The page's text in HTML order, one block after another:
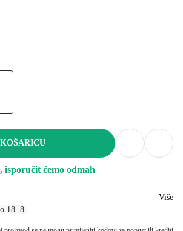
isporučit ćemo odmah
18. 8.
Više